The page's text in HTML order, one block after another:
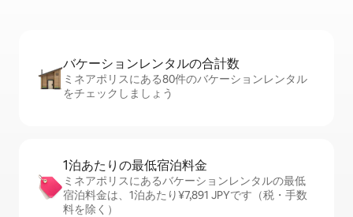
バケーションレ⁠ン⁠タ⁠ル⁠の合⁠計⁠数
ミネアポリスにある80件のバケーションレンタル
をチェックしましょう
1泊あたりの最⁠低⁠宿⁠泊⁠料⁠金
ミネアポリスにあるバケーションレンタルの最低
宿泊料金は、1泊あたり¥7,891 JPYです（税・手数
料を除く）